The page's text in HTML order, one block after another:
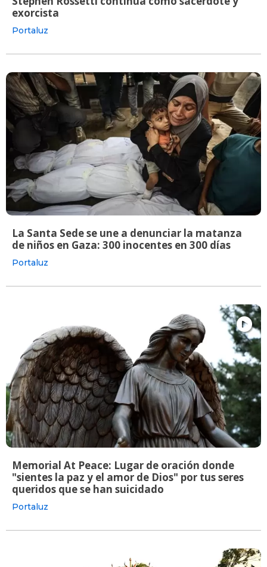
exorcista
Portaluz
La Santa Sede se une a denunciar la matanza
de niños en Gaza: 300 inocentes en 300 días
Portaluz
Memorial At Peace: Lugar de oración donde
"sientes la paz y el amor de Dios" por tus seres
queridos que se han suicidado
Portaluz